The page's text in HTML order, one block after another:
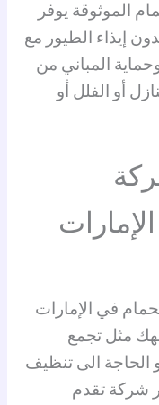
الموثوقة يوفر
إيذاء الطيور مع
المباني من
أو الفلل أو
في الإمارات
مثل تجمع
الحاجة الى تنظيف
شركة تقدم